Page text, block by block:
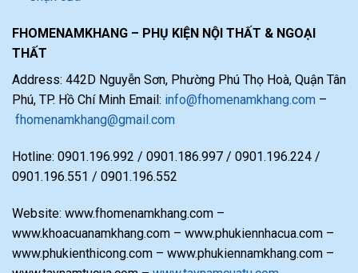
FHOMENAMKHANG – PHỤ KIỆN NỘI THẤT & NGOẠI
THẤT
Address: 442D Nguyễn Sơn, Phường Phú Thọ Hoà, Quận Tân
Phú, TP. Hồ Chí Minh Email: info@fhomenamkhang.com –
fhomenamkhang@gmail.com
Hotline: 0901.196.992 / 0901.186.997 / 0901.196.224 /
0901.196.551 / 0901.196.552
Website: www.fhomenamkhang.com –
www.khoacuanamkhang.com – www.phukiennhacua.com –
www.phukienthicong.com – www.phukiennamkhang.com –